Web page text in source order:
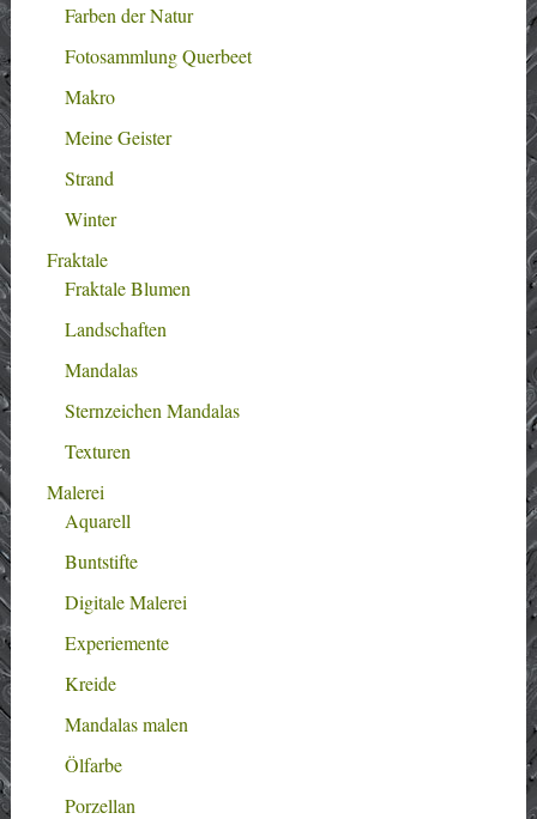
Farben der Natur
Fotosammlung Querbeet
Makro
Meine Geister
Strand
Winter
Fraktale
Fraktale Blumen
Landschaften
Mandalas
Sternzeichen Mandalas
Texturen
Malerei
Aquarell
Buntstifte
Digitale Malerei
Experiemente
Kreide
Mandalas malen
Ölfarbe
Porzellan